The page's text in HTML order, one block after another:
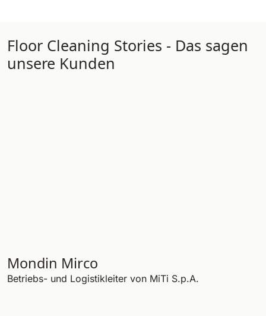
Floor Cleaning Stories - Das sagen
unsere Kunden
Mondin Mirco
Betriebs- und Logistikleiter von MiTi S.p.A.